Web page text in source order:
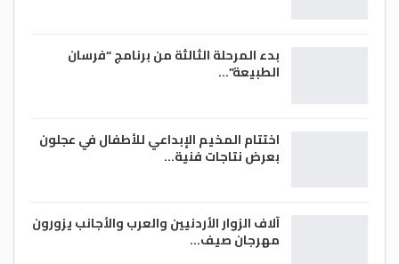
بدء المرحلة الثالثة من برنامج “فرسان
الطبيعة”…
اختتام المخيم الإبداعي للأطفال في عجلون
بعرض نتاجات فنية…
آلاف الزوار الأردنيين والعرب والأجانب يزورون
مهرجان صيف…